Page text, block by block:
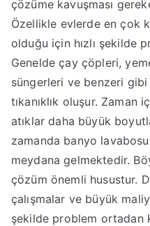
çözüme kavuşması
Özellikle evlerde en çok
olduğu için hızlı şekilde
Genelde çay çöpleri,
süngerleri ve benzeri
tıkanıklık oluşur. Zaman
atıklar daha büyük
zamanda banyo
meydana gelmektedir.
çözüm önemli husustur.
çalışmalar ve büyük
şekilde problem ortadan